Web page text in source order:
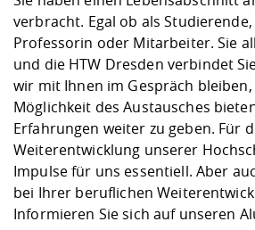
Vorbereitung auf das Studium
Checkliste zum Studienstart
Studien- und
Prüfungsordnungen
Studienbegleitung Mathematik
und Physik
Digitales Lernen und KI
Studieren in besonderen
Lebenslagen oder Notlagen
Beratungsangebote des
Studentenwerk Dresden
Angebote der Agentur für
Arbeit
Lehren, Forschen und
Weiterbilden im Ausland
Formulare und Dokumente
Internationale Tage
Formulare und Dokumente
Forschungszentrum ZAFT
FIS -
Forschungsinformationsystem
Wissenschaftliche Praxis
Prototyping und LabX
Gründung und Startup Service
Kooperationen und Netzwerke
Kontakt & Beratung
Chancengleichheit
Hochschulgesundheit
Klimaschutz & Nachhaltigkeit
Förderverein
Gremien und Vertretungen
Informatik/Mathematik
Landbau/Umwelt/Chemie
Maschinenbau
Wirtschaftswissenschaften
Studiengangentwicklung
Unternehmen
Beschaffungsvorhaben
verbracht. Egal ob als
Professorin oder Mitarbeiter. Sie
und die HTW Dresden verbindet
wir mit Ihnen im Gespräch
Möglichkeit des Austausches
Erfahrungen weiter zu geben. Für
Weiterentwicklung unserer
Impulse für uns essentiell. Aber
bei Ihrer beruflichen
Informieren Sie sich auf unseren